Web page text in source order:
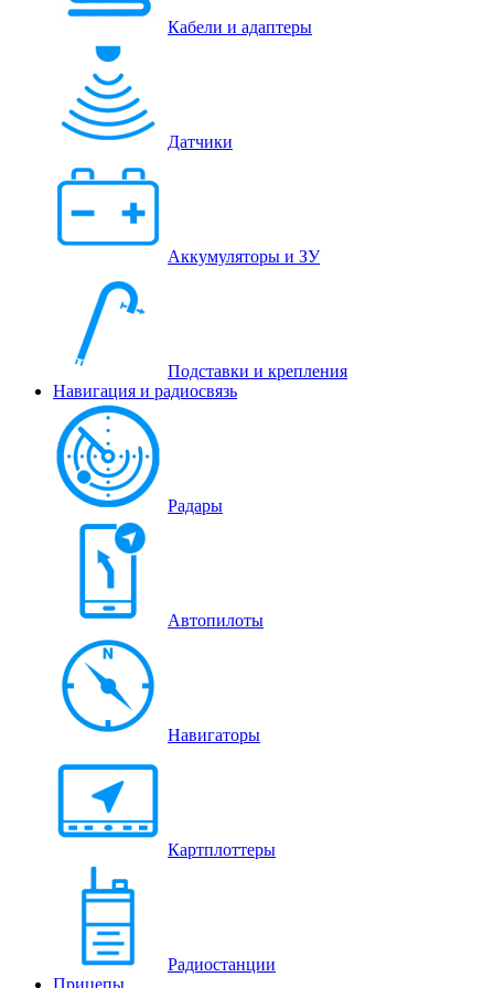
Кабели и адаптеры
Датчики
Аккумуляторы и ЗУ
Подставки и крепления
Навигация и радиосвязь
Радары
Автопилоты
Навигаторы
Картплоттеры
Радиостанции
Прицепы